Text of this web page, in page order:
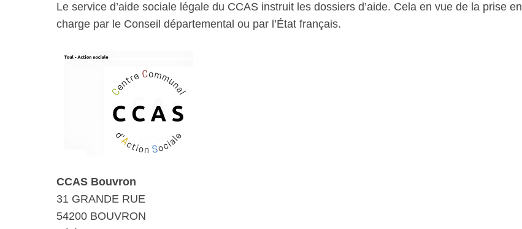
Le service d’aide sociale légale du CCAS instruit les dossiers d’aide. Cela en vue de la prise en
charge par le Conseil départemental ou par l’État français.
CCAS Bouvron
31 GRANDE RUE
54200 BOUVRON